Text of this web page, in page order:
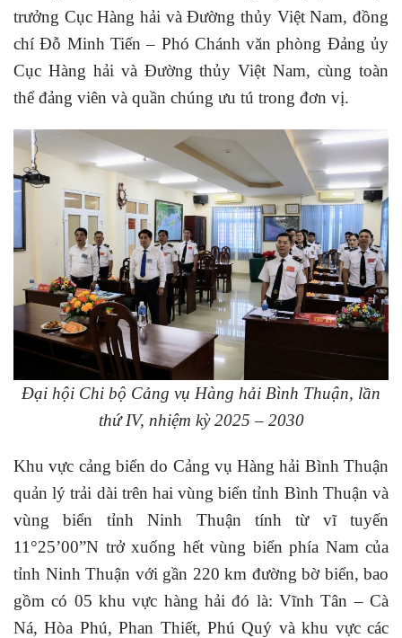
trưởng Cục Hàng hải và Đường thủy Việt Nam, đồng
chí Đỗ Minh Tiến – Phó Chánh văn phòng Đảng ủy
Cục Hàng hải và Đường thủy Việt Nam, cùng toàn
thể đảng viên và quần chúng ưu tú trong đơn vị.
Đại hội Chi bộ Cảng vụ Hàng hải Bình Thuận, lần
thứ IV, nhiệm kỳ 2025 – 2030
Khu vực cảng biển do Cảng vụ Hàng hải Bình Thuận
quản lý trải dài trên hai vùng biển tỉnh Bình Thuận và
vùng biển tỉnh Ninh Thuận tính từ vĩ tuyến
11°25’00”N trở xuống hết vùng biển phía Nam của
tỉnh Ninh Thuận với gần 220 km đường bờ biển, bao
gồm có 05 khu vực hàng hải đó là: Vĩnh Tân – Cà
Ná, Hòa Phú, Phan Thiết, Phú Quý và khu vực các